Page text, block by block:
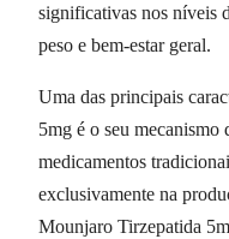
significativas nos níveis
peso e bem-estar geral.
Uma das principais
5mg é o seu
medicamentos
exclusivamente na
Mounjaro Tirzepatida